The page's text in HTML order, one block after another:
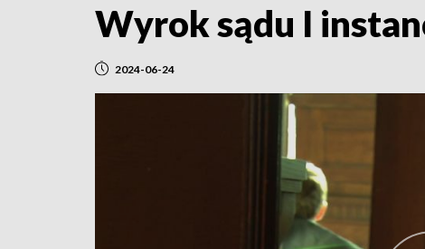
Wyrok sądu I
2024-06-24